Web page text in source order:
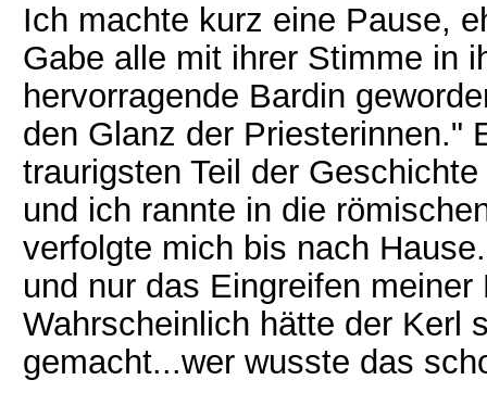
Ich machte kurz eine Pause,
Gabe alle mit ihrer Stimme in
hervorragende Bardin
den Glanz der Priesterinnen."
traurigsten Teil der
und ich rannte in die
verfolgte mich bis nach
und nur das Eingreifen
Wahrscheinlich hätte der Kerl
gemacht...wer wusste das